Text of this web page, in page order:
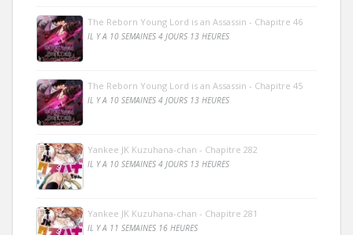
The Reborn Young Lord is an Assassin - Chapitre 46
IL Y A 10 SEMAINES 4 JOURS 13 HEURES
The Reborn Young Lord is an Assassin - Chapitre 45
IL Y A 10 SEMAINES 4 JOURS 13 HEURES
Yankee JK Kuzuhana-chan - Chapitre 282
IL Y A 10 SEMAINES 4 JOURS 13 HEURES
Yankee JK Kuzuhana-chan - Chapitre 281
IL Y A 11 SEMAINES 16 HEURES